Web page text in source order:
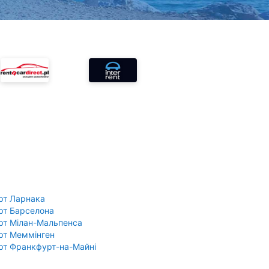
Ларнака
Барселона
Мілан-Мальпенса
Меммінген
Франкфурт-на-Майні